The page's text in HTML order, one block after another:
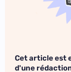
Cet article est
d'une